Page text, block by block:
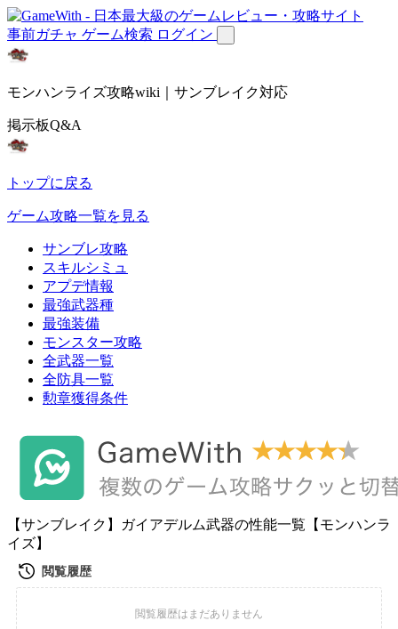
事前ガチャ ゲーム検索 ログイン
モンハンライズ攻略wiki｜サンブレイク対応
掲示板Q&A
トップに戻る
ゲーム攻略一覧を見る
サンブレ攻略
スキルシミュ
アプデ情報
最強武器種
最強装備
モンスター攻略
全武器一覧
全防具一覧
勲章獲得条件
【サンブレイク】ガイアデルム武器の性能一覧【モンハンラ
イズ】